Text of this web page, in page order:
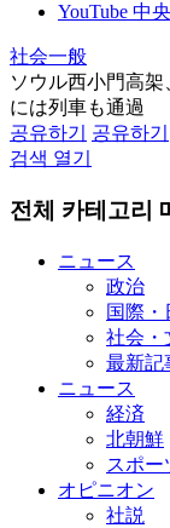
YouTube 中
社会一般
ソウル西小門高
には列車も通過
공유하기
공유하기
검색 열기
전체 카테고리
ニュース
政治
国際・
社会・
最新記
ニュース
経済
北朝鮮
スポー
オピニオン
社説